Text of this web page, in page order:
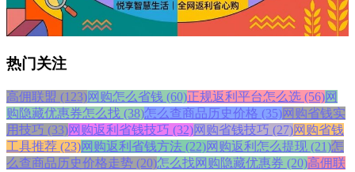
热门关注
高佣联盟 (123)网购怎么省钱 (60)正规返利平台怎么选 (56)网
购隐藏优惠券怎么找 (38)怎么查商品历史价格 (35)网购省钱实
用技巧 (33)网购返利省钱技巧 (32)网购省钱技巧 (27)网购省钱
工具推荐 (23)网购返利省钱方法 (22)网购返利怎么提现 (21)怎
么查商品历史价格走势 (20)怎么找网购隐藏优惠券 (20)高佣联